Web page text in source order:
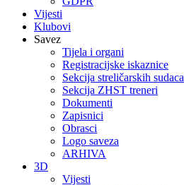
Vijesti
Klubovi
Savez
Tijela i organi
Registracijske iskaznice
Sekcija streličarskih sudaca
Sekcija ZHST treneri
Dokumenti
Zapisnici
Obrasci
Logo saveza
ARHIVA
3D
Vijesti